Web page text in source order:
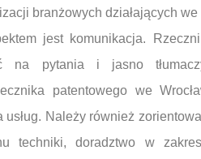
branżowych działających we
jest komunikacja.
na pytania i jasno
patentowego we
usług. Należy również
techniki, doradztwo w